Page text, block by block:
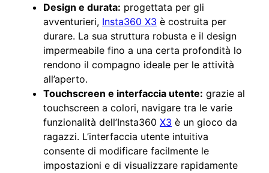
Design e durata: progettata per gli
avventurieri, Insta360 X3 è costruita per
durare. La sua struttura robusta e il design
impermeabile fino a una certa profondità lo
rendono il compagno ideale per le attività
all’aperto.
Touchscreen e interfaccia utente: grazie al
touchscreen a colori, navigare tra le varie
funzionalità dell’Insta360 X3 è un gioco da
ragazzi. L’interfaccia utente intuitiva
consente di modificare facilmente le
impostazioni e di visualizzare rapidamente